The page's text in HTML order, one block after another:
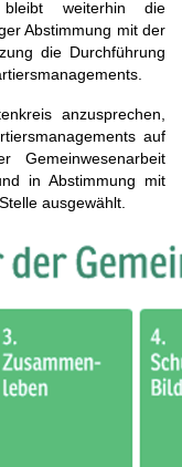
weiterhin die
Abstimmung mit der
die Durchführung
anzusprechen,
auf
Gemeinwesenarbeit
in Abstimmung mit
ausgewählt.